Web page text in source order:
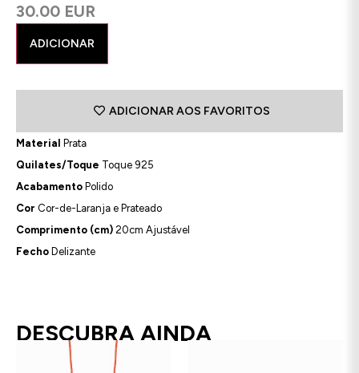
30.00 EUR
ADICIONAR
ADICIONAR AOS FAVORITOS
Material
Prata
Quilates/Toque Toque 925
Acabamento Polido
Cor Cor-de-Laranja e Prateado
Comprimento (cm) 20cm Ajustável
Fecho Delizante
DESCUBRA AINDA